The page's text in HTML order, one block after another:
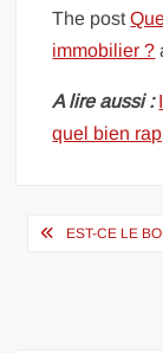
The post
immobilier ?
A lire aussi :
quel bien
EST-CE LE